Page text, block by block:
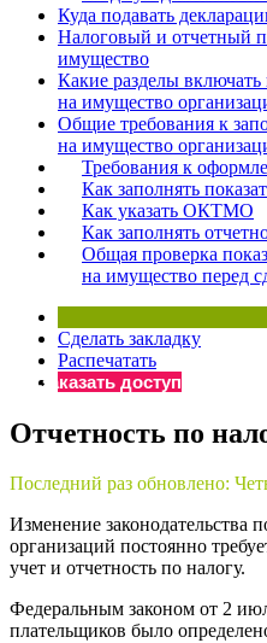
Куда подавать
Налоговый и отчетный
имущество
Какие разделы включать
на имущество
Общие требования к
на имущество
Требования к
Как заполнять
Как указать ОКТМО
Как заполнять
Общая проверка
на имущество перед
Сделать закладку
Распечатать
Заказать доступ
Отчетность по
Последний раз обновлено:
Изменение законодательства
организаций постоянно
учет и отчетность по налогу.
Федеральным законом от 2
плательщиков было